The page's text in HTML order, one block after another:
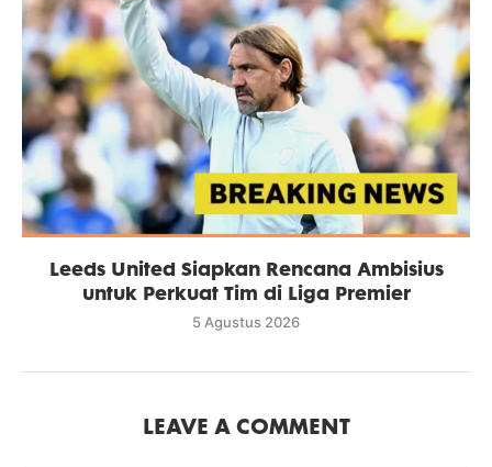
Leeds United Siapkan Rencana Ambisius
untuk Perkuat Tim di Liga Premier
5 Agustus 2026
LEAVE A COMMENT